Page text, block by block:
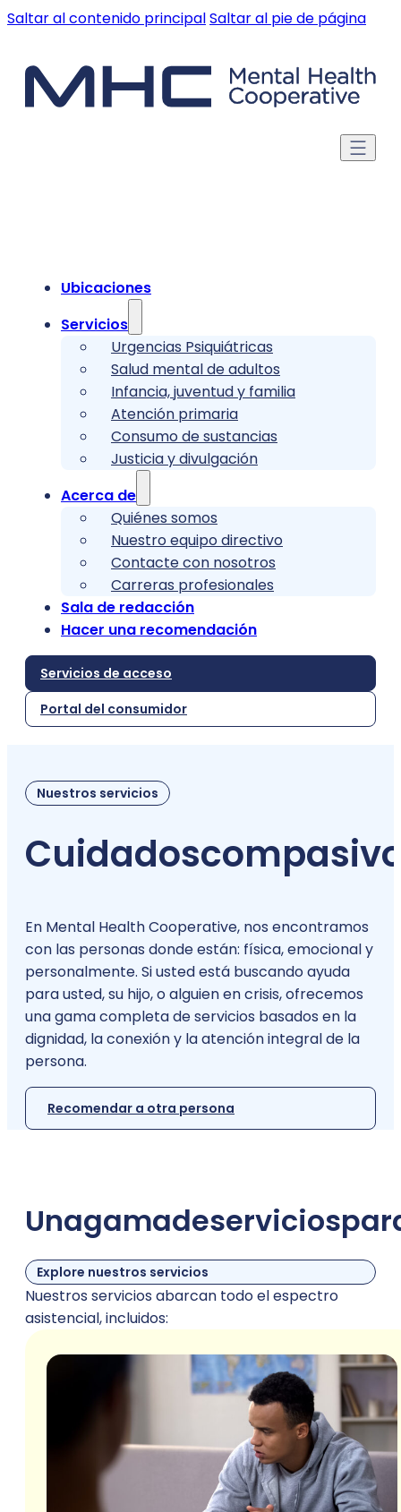
Saltar al contenido principalSaltar al pie de página
Ubicaciones
Servicios
Urgencias Psiquiátricas
Salud mental de adultos
Infancia, juventud y familia
Atención primaria
Consumo de sustancias
Justicia y divulgación
Acerca de
Quiénes somos
Nuestro equipo directivo
Contacte con nosotros
Carreras profesionales
Sala de redacción
Hacer una recomendación
Servicios de acceso
Portal del consumidor
Cuidados
Nuestros servicios
En Mental Health Cooperative, nos encontramos
con las personas donde están: física, emocional y
personalmente. Si usted está buscando ayuda
para usted, su hijo, o alguien en crisis, ofrecemos
una gama completa de servicios basados en la
dignidad, la conexión y la atención integral de la
persona.
Recomendar a otra persona
Unagamadeservicios
Explore nuestros servicios
Nuestros servicios abarcan todo el espectro
asistencial, incluidos: